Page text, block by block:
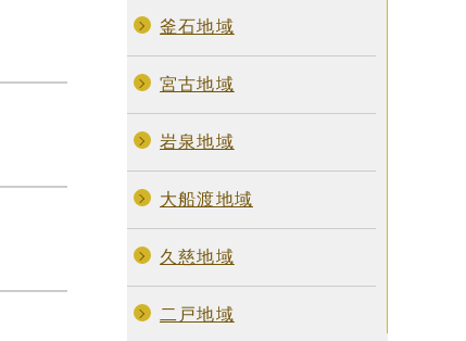
釜石地域
宮古地域
岩泉地域
大船渡地域
久慈地域
二戸地域